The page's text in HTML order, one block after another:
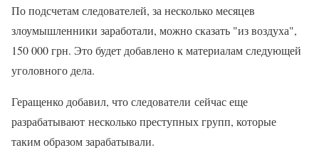
По подсчетам следователей, за несколько месяцев
злоумышленники заработали, можно сказать "из воздуха",
150 000 грн. Это будет добавлено к материалам следующей
уголовного дела.
Геращенко добавил, что следователи сейчас еще
разрабатывают несколько преступных групп, которые
таким образом зарабатывали.